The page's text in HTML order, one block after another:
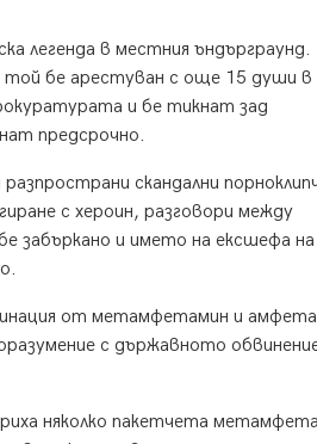
легенда в местния ъндърграунд.
той бе арестуван с още 15 души
и бе тикнат зад
предсрочно.
скандални
с хероин, разговори между
забъркано и името на ексшефа на
от метамфетамин и
с държавното
няколко пакетчета